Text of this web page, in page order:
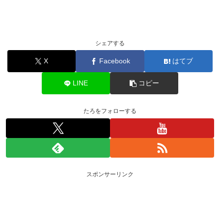
シェアする
X Facebook はてブ
LINE コピー
たろをフォローする
スポンサーリンク